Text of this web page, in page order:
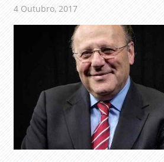
4 Outubro, 2017admin
Comunicados